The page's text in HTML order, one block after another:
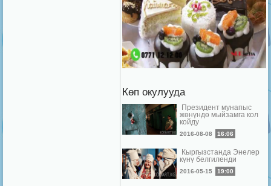
Көп окулууда
Президент мунапыс
жөнүндө мыйзамга кол
койду
2016-08-08 16:06
Кыргызстанда Энелер
күнү белгиленди
2016-05-15 19:00